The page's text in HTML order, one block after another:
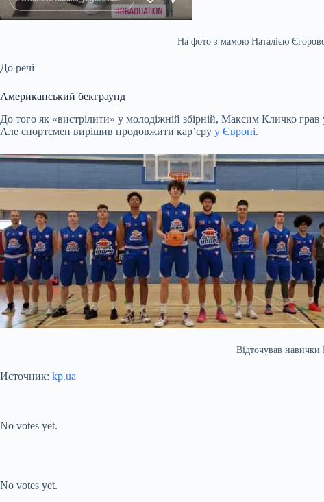
На фото з мамою Наталією
До речі
Американський бекграунд
До того як «вистрілити» у молодіжній збірній, Максим Кличко
Але спортсмен вирішив продовжити кар’єру у Європі.
Відточував
Источник: kp.ua
No votes yet.
No votes yet.